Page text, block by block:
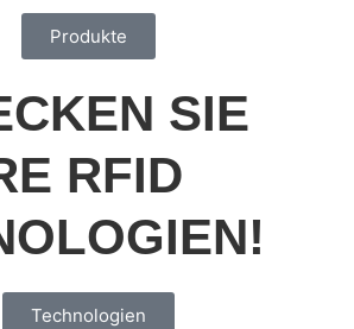
Produkte
SIE
RFID
Technologien